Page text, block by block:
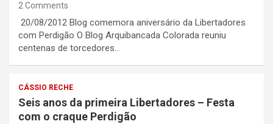
2 Comments
20/08/2012 Blog comemora aniversário da Libertadores
com Perdigão O Blog Arquibancada Colorada reuniu
centenas de torcedores…
CÁSSIO RECHE
Seis anos da primeira Libertadores – Festa
com o craque Perdigão